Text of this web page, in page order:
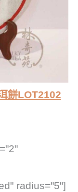
餅LOT2102
radius="5"]